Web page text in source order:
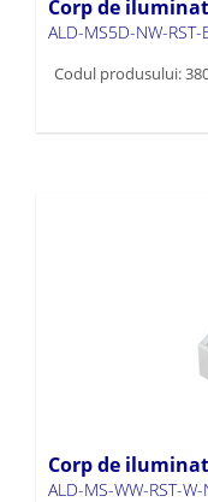
Corp de iluminat
ALD-MS5D-NW-RST-
Codul produsului:
Corp de iluminat
ALD-MS-WW-RST-W-